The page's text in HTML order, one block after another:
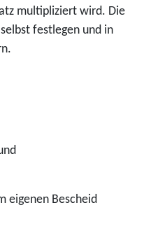
multipliziert wird. Die
festlegen und in
eigenen Bescheid